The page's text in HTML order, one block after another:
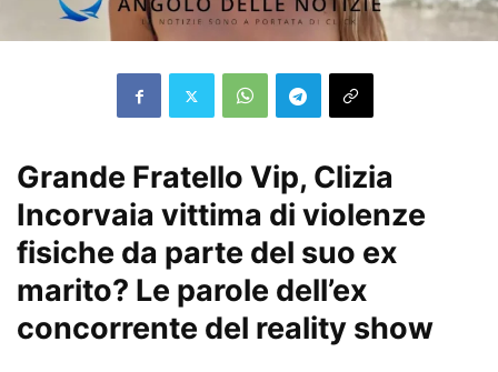
Grande Fratello Vip, Clizia
Incorvaia vittima di violenze
fisiche da parte del suo ex
marito? Le parole dell’ex
concorrente del reality show